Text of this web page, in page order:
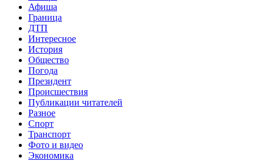
Афиша
Граница
ДТП
Интересное
История
Общество
Погода
Президент
Происшествия
Публикации читателей
Разное
Спорт
Транспорт
Фото и видео
Экономика